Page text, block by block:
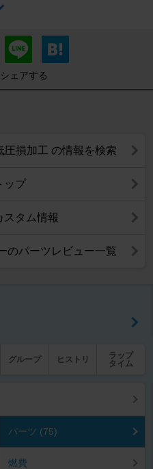
ェアする
圧損加工 の情報を検索
ップ
スタム情報
のパーツレビュー一覧
グループ ヒストリ
ラップ
タイム
パーツ (75)
燃費